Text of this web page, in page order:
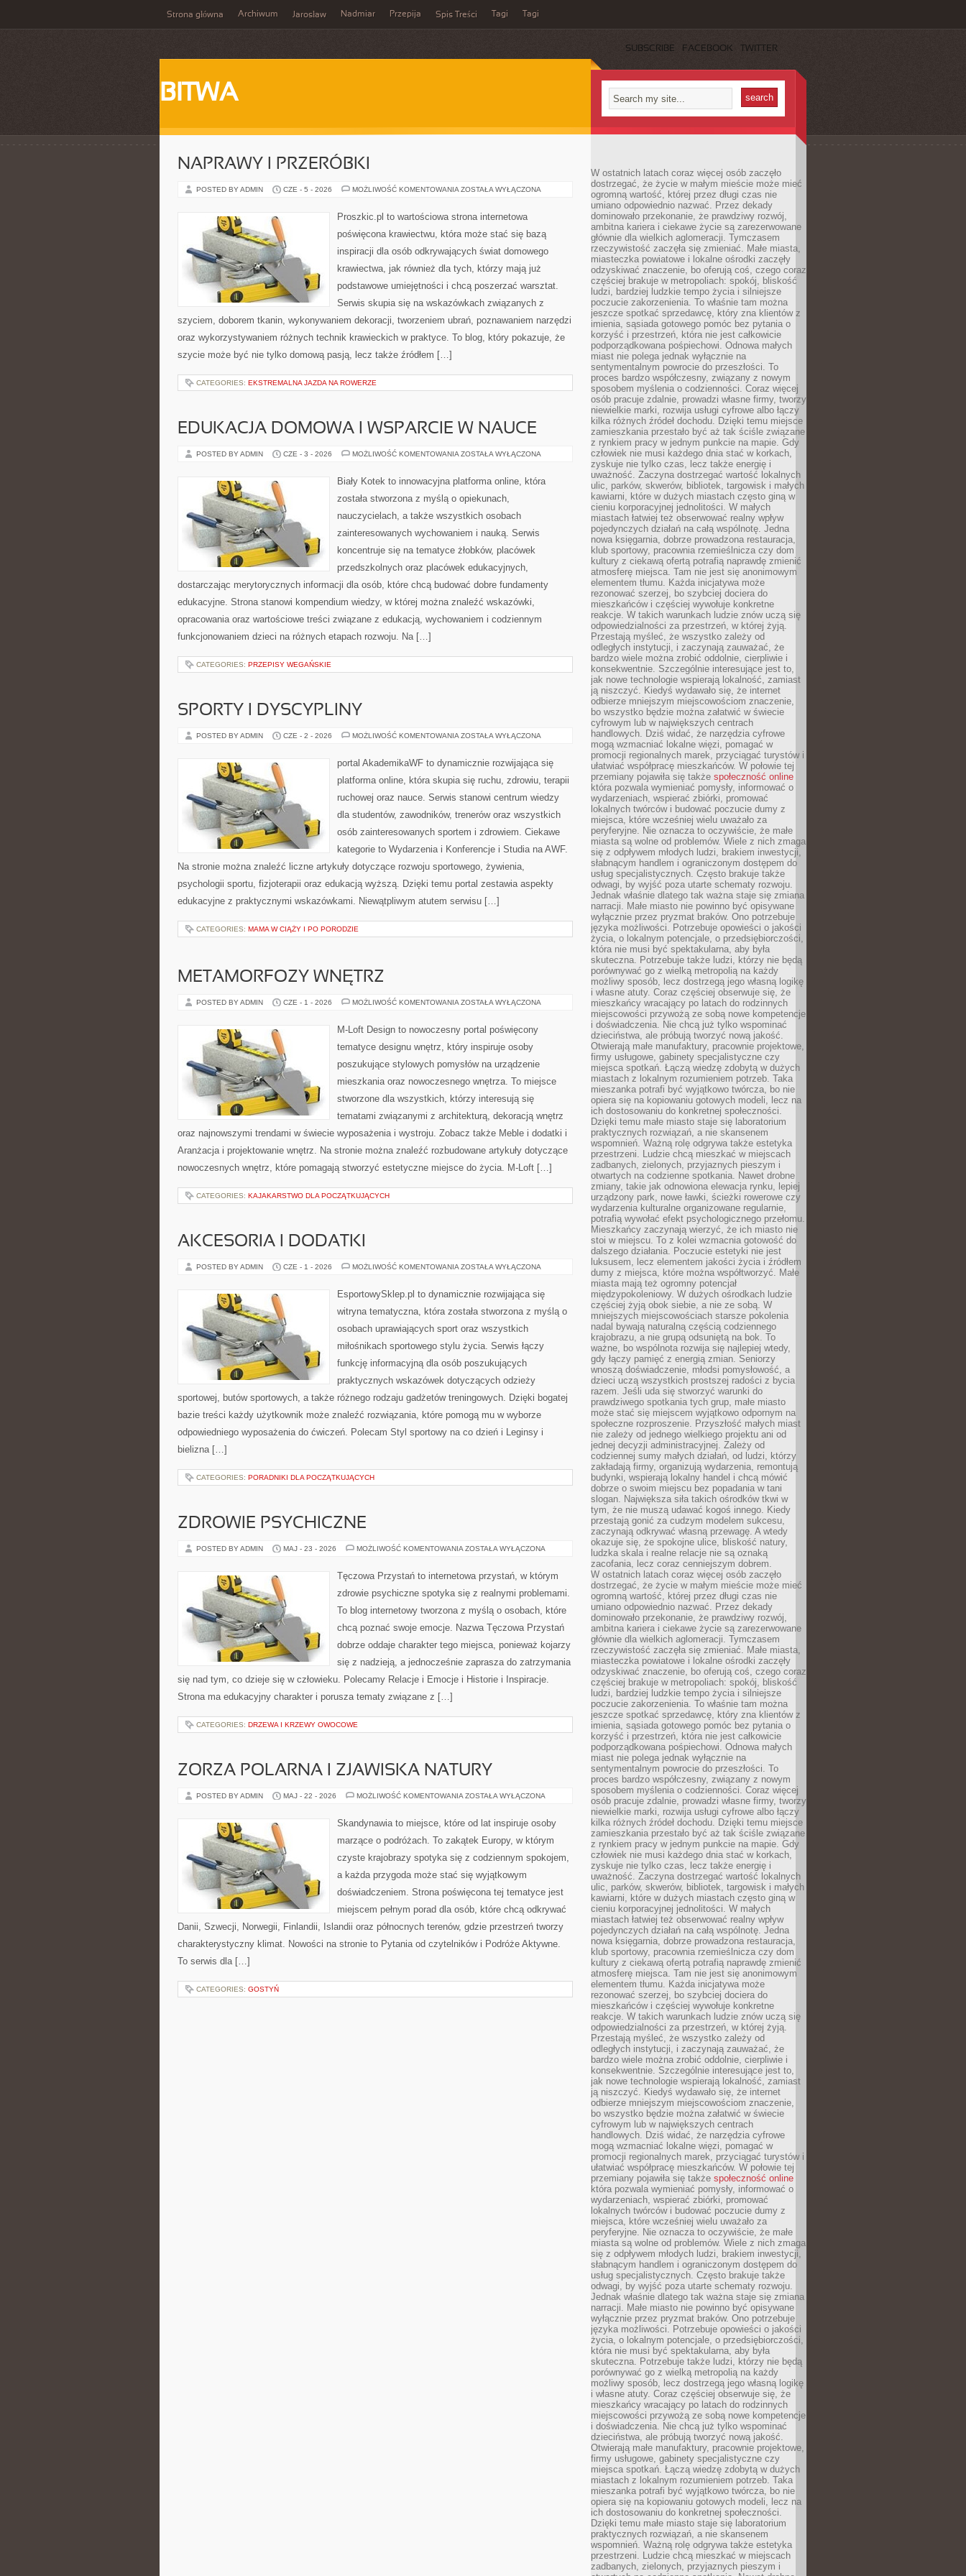
Strona główna Archiwum Jarosław Nadmiar Przepija Spis Treści Tagi Tagi
SUBSCRIBE FACEBOOK TWITTER
BITWA
NAPRAWY I PRZERÓBKI
POSTED BY ADMIN CZE - 5 - 2026 MOŻLIWOŚĆ KOMENTOWANIA NAPRAWY
ZOSTAŁA WYŁĄCZONA
Proszkic.pl to wartościowa strona internetowa
poświęcona krawiectwu, która może stać się bazą
inspiracji dla osób odkrywających świat domowego
krawiectwa, jak również dla tych, którzy mają już
podstawowe umiejętności i chcą poszerzać warsztat.
Serwis skupia się na wskazówkach związanych z
szyciem, doborem tkanin, wykonywaniem dekoracji, tworzeniem ubrań, poznawaniem narzędzi
oraz wykorzystywaniem różnych technik krawieckich w praktyce. To blog, który pokazuje, że
szycie może być nie tylko domową pasją, lecz także źródłem […]
CATEGORIES: EKSTREMALNA JAZDA NA ROWERZE
EDUKACJA DOMOWA I WSPARCIE W NAUCE
POSTED BY ADMIN CZE - 3 - 2026 MOŻLIWOŚĆ KOMENTOWANIA EDUKACJA
WSPARCIE
W
ZOSTAŁA WYŁĄCZONA
Biały Kotek to innowacyjna platforma online, która
została stworzona z myślą o opiekunach,
nauczycielach, a także wszystkich osobach
zainteresowanych wychowaniem i nauką. Serwis
koncentruje się na tematyce żłobków, placówek
przedszkolnych oraz placówek edukacyjnych,
dostarczając merytorycznych informacji dla osób, które chcą budować dobre fundamenty
edukacyjne. Strona stanowi kompendium wiedzy, w której można znaleźć wskazówki,
opracowania oraz wartościowe treści związane z edukacją, wychowaniem i codziennym
funkcjonowaniem dzieci na różnych etapach rozwoju. Na […]
CATEGORIES: PRZEPISY WEGAŃSKIE
SPORTY I DYSCYPLINY
POSTED BY ADMIN CZE - 2 - 2026 MOŻLIWOŚĆ KOMENTOWANIA SPORTY
ZOSTAŁA WYŁĄCZONA
portal AkademikaWF to dynamicznie rozwijająca się
platforma online, która skupia się ruchu, zdrowiu, terapii
ruchowej oraz nauce. Serwis stanowi centrum wiedzy
dla studentów, zawodników, trenerów oraz wszystkich
osób zainteresowanych sportem i zdrowiem. Ciekawe
kategorie to Wydarzenia i Konferencje i Studia na AWF.
Na stronie można znaleźć liczne artykuły dotyczące rozwoju sportowego, żywienia,
psychologii sportu, fizjoterapii oraz edukacją wyższą. Dzięki temu portal zestawia aspekty
edukacyjne z praktycznymi wskazówkami. Niewątpliwym atutem serwisu […]
CATEGORIES: MAMA W CIĄŻY I PO PORODZIE
METAMORFOZY WNĘTRZ
POSTED BY ADMIN CZE - 1 - 2026 MOŻLIWOŚĆ KOMENTOWANIA METAMORFOZY
ZOSTAŁA WYŁĄCZONA
M-Loft Design to nowoczesny portal poświęcony
tematyce designu wnętrz, który inspiruje osoby
poszukujące stylowych pomysłów na urządzenie
mieszkania oraz nowoczesnego wnętrza. To miejsce
stworzone dla wszystkich, którzy interesują się
tematami związanymi z architekturą, dekoracją wnętrz
oraz najnowszymi trendami w świecie wyposażenia i wystroju. Zobacz także Meble i dodatki i
Aranżacja i projektowanie wnętrz. Na stronie można znaleźć rozbudowane artykuły dotyczące
nowoczesnych wnętrz, które pomagają stworzyć estetyczne miejsce do życia. M-Loft […]
CATEGORIES: KAJAKARSTWO DLA POCZĄTKUJĄCYCH
AKCESORIA I DODATKI
POSTED BY ADMIN CZE - 1 - 2026 MOŻLIWOŚĆ KOMENTOWANIA AKCESORIA
ZOSTAŁA WYŁĄCZONA
EsportowySklep.pl to dynamicznie rozwijająca się
witryna tematyczna, która została stworzona z myślą o
osobach uprawiających sport oraz wszystkich
miłośnikach sportowego stylu życia. Serwis łączy
funkcję informacyjną dla osób poszukujących
praktycznych wskazówek dotyczących odzieży
sportowej, butów sportowych, a także różnego rodzaju gadżetów treningowych. Dzięki bogatej
bazie treści każdy użytkownik może znaleźć rozwiązania, które pomogą mu w wyborze
odpowiedniego wyposażenia do ćwiczeń. Polecam Styl sportowy na co dzień i Leginsy i
bielizna […]
CATEGORIES: PORADNIKI DLA POCZĄTKUJĄCYCH
ZDROWIE PSYCHICZNE
POSTED BY ADMIN MAJ - 23 - 2026 MOŻLIWOŚĆ KOMENTOWANIA ZDROWIE
ZOSTAŁA WYŁĄCZONA
Tęczowa Przystań to internetowa przystań, w którym
zdrowie psychiczne spotyka się z realnymi problemami.
To blog internetowy tworzona z myślą o osobach, które
chcą poznać swoje emocje. Nazwa Tęczowa Przystań
dobrze oddaje charakter tego miejsca, ponieważ kojarzy
się z nadzieją, a jednocześnie zaprasza do zatrzymania
się nad tym, co dzieje się w człowieku. Polecamy Relacje i Emocje i Historie i Inspiracje.
Strona ma edukacyjny charakter i porusza tematy związane z […]
CATEGORIES: DRZEWA I KRZEWY OWOCOWE
ZORZA POLARNA I ZJAWISKA NATURY
POSTED BY ADMIN MAJ - 22 - 2026 MOŻLIWOŚĆ KOMENTOWANIA ZORZA
ZJAWISKA
NATURY
ZOSTAŁA WYŁĄCZONA
Skandynawia to miejsce, które od lat inspiruje osoby
marzące o podróżach. To zakątek Europy, w którym
czyste krajobrazy spotyka się z codziennym spokojem,
a każda przygoda może stać się wyjątkowym
doświadczeniem. Strona poświęcona tej tematyce jest
miejscem pełnym porad dla osób, które chcą odkrywać
Danii, Szwecji, Norwegii, Finlandii, Islandii oraz północnych terenów, gdzie przestrzeń tworzy
charakterystyczny klimat. Nowości na stronie to Pytania od czytelników i Podróże Aktywne.
To serwis dla […]
CATEGORIES: GOSTYŃ
W ostatnich latach coraz więcej osób zaczęło
dostrzegać, że życie w małym mieście może mieć
ogromną wartość, której przez długi czas nie
umiano odpowiednio nazwać. Przez dekady
dominowało przekonanie, że prawdziwy rozwój,
ambitna kariera i ciekawe życie są zarezerwowane
głównie dla wielkich aglomeracji. Tymczasem
rzeczywistość zaczęła się zmieniać. Małe miasta,
miasteczka powiatowe i lokalne ośrodki zaczęły
odzyskiwać znaczenie, bo oferują coś, czego coraz
częściej brakuje w metropoliach: spokój, bliskość
ludzi, bardziej ludzkie tempo życia i silniejsze
poczucie zakorzenienia. To właśnie tam można
jeszcze spotkać sprzedawcę, który zna klientów z
imienia, sąsiada gotowego pomóc bez pytania o
korzyść i przestrzeń, która nie jest całkowicie
podporządkowana pośpiechowi. Odnowa małych
miast nie polega jednak wyłącznie na
sentymentalnym powrocie do przeszłości. To
proces bardzo współczesny, związany z nowym
sposobem myślenia o codzienności. Coraz więcej
osób pracuje zdalnie, prowadzi własne firmy, tworzy
niewielkie marki, rozwija usługi cyfrowe albo łączy
kilka różnych źródeł dochodu. Dzięki temu miejsce
zamieszkania przestało być aż tak ściśle związane
z rynkiem pracy w jednym punkcie na mapie. Gdy
człowiek nie musi każdego dnia stać w korkach,
zyskuje nie tylko czas, lecz także energię i
uważność. Zaczyna dostrzegać wartość lokalnych
ulic, parków, skwerów, bibliotek, targowisk i małych
kawiarni, które w dużych miastach często giną w
cieniu korporacyjnej jednolitości. W małych
miastach łatwiej też obserwować realny wpływ
pojedynczych działań na całą wspólnotę. Jedna
nowa księgarnia, dobrze prowadzona restauracja,
klub sportowy, pracownia rzemieślnicza czy dom
kultury z ciekawą ofertą potrafią naprawdę zmienić
atmosferę miejsca. Tam nie jest się anonimowym
elementem tłumu. Każda inicjatywa może
rezonować szerzej, bo szybciej dociera do
mieszkańców i częściej wywołuje konkretne
reakcje. W takich warunkach ludzie znów uczą się
odpowiedzialności za przestrzeń, w której żyją.
Przestają myśleć, że wszystko zależy od
odległych instytucji, i zaczynają zauważać, że
bardzo wiele można zrobić oddolnie, cierpliwie i
konsekwentnie. Szczególnie interesujące jest to,
jak nowe technologie wspierają lokalność, zamiast
ją niszczyć. Kiedyś wydawało się, że internet
odbierze mniejszym miejscowościom znaczenie,
bo wszystko będzie można załatwić w świecie
cyfrowym lub w największych centrach
handlowych. Dziś widać, że narzędzia cyfrowe
mogą wzmacniać lokalne więzi, pomagać w
promocji regionalnych marek, przyciągać turystów i
ułatwiać współpracę mieszkańców. W połowie tej
przemiany pojawiła się także społeczność online
która pozwala wymieniać pomysły, informować o
wydarzeniach, wspierać zbiórki, promować
lokalnych twórców i budować poczucie dumy z
miejsca, które wcześniej wielu uważało za
peryferyjne. Nie oznacza to oczywiście, że małe
miasta są wolne od problemów. Wiele z nich zmaga
się z odpływem młodych ludzi, brakiem inwestycji,
słabnącym handlem i ograniczonym dostępem do
usług specjalistycznych. Często brakuje także
odwagi, by wyjść poza utarte schematy rozwoju.
Jednak właśnie dlatego tak ważna staje się zmiana
narracji. Małe miasto nie powinno być opisywane
wyłącznie przez pryzmat braków. Ono potrzebuje
języka możliwości. Potrzebuje opowieści o jakości
życia, o lokalnym potencjale, o przedsiębiorczości,
która nie musi być spektakularna, aby była
skuteczna. Potrzebuje także ludzi, którzy nie będą
porównywać go z wielką metropolią na każdy
możliwy sposób, lecz dostrzegą jego własną logikę
i własne atuty. Coraz częściej obserwuje się, że
mieszkańcy wracający po latach do rodzinnych
miejscowości przywożą ze sobą nowe kompetencje
i doświadczenia. Nie chcą już tylko wspominać
dzieciństwa, ale próbują tworzyć nową jakość.
Otwierają małe manufaktury, pracownie projektowe,
firmy usługowe, gabinety specjalistyczne czy
miejsca spotkań. Łączą wiedzę zdobytą w dużych
miastach z lokalnym rozumieniem potrzeb. Taka
mieszanka potrafi być wyjątkowo twórcza, bo nie
opiera się na kopiowaniu gotowych modeli, lecz na
ich dostosowaniu do konkretnej społeczności.
Dzięki temu małe miasto staje się laboratorium
praktycznych rozwiązań, a nie skansenem
wspomnień. Ważną rolę odgrywa także estetyka
przestrzeni. Ludzie chcą mieszkać w miejscach
zadbanych, zielonych, przyjaznych pieszym i
otwartych na codzienne spotkania. Nawet drobne
zmiany, takie jak odnowiona elewacja rynku, lepiej
urządzony park, nowe ławki, ścieżki rowerowe czy
wydarzenia kulturalne organizowane regularnie,
potrafią wywołać efekt psychologicznego przełomu.
Mieszkańcy zaczynają wierzyć, że ich miasto nie
stoi w miejscu. To z kolei wzmacnia gotowość do
dalszego działania. Poczucie estetyki nie jest
luksusem, lecz elementem jakości życia i źródłem
dumy z miejsca, które można współtworzyć. Małe
miasta mają też ogromny potencjał
międzypokoleniowy. W dużych ośrodkach ludzie
częściej żyją obok siebie, a nie ze sobą. W
mniejszych miejscowościach starsze pokolenia
nadal bywają naturalną częścią codziennego
krajobrazu, a nie grupą odsuniętą na bok. To
ważne, bo wspólnota rozwija się najlepiej wtedy,
gdy łączy pamięć z energią zmian. Seniorzy
wnoszą doświadczenie, młodsi pomysłowość, a
dzieci uczą wszystkich prostszej radości z bycia
razem. Jeśli uda się stworzyć warunki do
prawdziwego spotkania tych grup, małe miasto
może stać się miejscem wyjątkowo odpornym na
społeczne rozproszenie. Przyszłość małych miast
nie zależy od jednego wielkiego projektu ani od
jednej decyzji administracyjnej. Zależy od
codziennej sumy małych działań, od ludzi, którzy
zakładają firmy, organizują wydarzenia, remontują
budynki, wspierają lokalny handel i chcą mówić
dobrze o swoim miejscu bez popadania w tani
slogan. Największa siła takich ośrodków tkwi w
tym, że nie muszą udawać kogoś innego. Kiedy
przestają gonić za cudzym modelem sukcesu,
zaczynają odkrywać własną przewagę. A wtedy
okazuje się, że spokojne ulice, bliskość natury,
ludzka skala i realne relacje nie są oznaką
zacofania, lecz coraz cenniejszym dobrem.
W ostatnich latach coraz więcej osób zaczęło
dostrzegać, że życie w małym mieście może mieć
ogromną wartość, której przez długi czas nie
umiano odpowiednio nazwać. Przez dekady
dominowało przekonanie, że prawdziwy rozwój,
ambitna kariera i ciekawe życie są zarezerwowane
głównie dla wielkich aglomeracji. Tymczasem
rzeczywistość zaczęła się zmieniać. Małe miasta,
miasteczka powiatowe i lokalne ośrodki zaczęły
odzyskiwać znaczenie, bo oferują coś, czego coraz
częściej brakuje w metropoliach: spokój, bliskość
ludzi, bardziej ludzkie tempo życia i silniejsze
poczucie zakorzenienia. To właśnie tam można
jeszcze spotkać sprzedawcę, który zna klientów z
imienia, sąsiada gotowego pomóc bez pytania o
korzyść i przestrzeń, która nie jest całkowicie
podporządkowana pośpiechowi. Odnowa małych
miast nie polega jednak wyłącznie na
sentymentalnym powrocie do przeszłości. To
proces bardzo współczesny, związany z nowym
sposobem myślenia o codzienności. Coraz więcej
osób pracuje zdalnie, prowadzi własne firmy, tworzy
niewielkie marki, rozwija usługi cyfrowe albo łączy
kilka różnych źródeł dochodu. Dzięki temu miejsce
zamieszkania przestało być aż tak ściśle związane
z rynkiem pracy w jednym punkcie na mapie. Gdy
człowiek nie musi każdego dnia stać w korkach,
zyskuje nie tylko czas, lecz także energię i
uważność. Zaczyna dostrzegać wartość lokalnych
ulic, parków, skwerów, bibliotek, targowisk i małych
kawiarni, które w dużych miastach często giną w
cieniu korporacyjnej jednolitości. W małych
miastach łatwiej też obserwować realny wpływ
pojedynczych działań na całą wspólnotę. Jedna
nowa księgarnia, dobrze prowadzona restauracja,
klub sportowy, pracownia rzemieślnicza czy dom
kultury z ciekawą ofertą potrafią naprawdę zmienić
atmosferę miejsca. Tam nie jest się anonimowym
elementem tłumu. Każda inicjatywa może
rezonować szerzej, bo szybciej dociera do
mieszkańców i częściej wywołuje konkretne
reakcje. W takich warunkach ludzie znów uczą się
odpowiedzialności za przestrzeń, w której żyją.
Przestają myśleć, że wszystko zależy od
odległych instytucji, i zaczynają zauważać, że
bardzo wiele można zrobić oddolnie, cierpliwie i
konsekwentnie. Szczególnie interesujące jest to,
jak nowe technologie wspierają lokalność, zamiast
ją niszczyć. Kiedyś wydawało się, że internet
odbierze mniejszym miejscowościom znaczenie,
bo wszystko będzie można załatwić w świecie
cyfrowym lub w największych centrach
handlowych. Dziś widać, że narzędzia cyfrowe
mogą wzmacniać lokalne więzi, pomagać w
promocji regionalnych marek, przyciągać turystów i
ułatwiać współpracę mieszkańców. W połowie tej
przemiany pojawiła się także społeczność online
która pozwala wymieniać pomysły, informować o
wydarzeniach, wspierać zbiórki, promować
lokalnych twórców i budować poczucie dumy z
miejsca, które wcześniej wielu uważało za
peryferyjne. Nie oznacza to oczywiście, że małe
miasta są wolne od problemów. Wiele z nich zmaga
się z odpływem młodych ludzi, brakiem inwestycji,
słabnącym handlem i ograniczonym dostępem do
usług specjalistycznych. Często brakuje także
odwagi, by wyjść poza utarte schematy rozwoju.
Jednak właśnie dlatego tak ważna staje się zmiana
narracji. Małe miasto nie powinno być opisywane
wyłącznie przez pryzmat braków. Ono potrzebuje
języka możliwości. Potrzebuje opowieści o jakości
życia, o lokalnym potencjale, o przedsiębiorczości,
która nie musi być spektakularna, aby była
skuteczna. Potrzebuje także ludzi, którzy nie będą
porównywać go z wielką metropolią na każdy
możliwy sposób, lecz dostrzegą jego własną logikę
i własne atuty. Coraz częściej obserwuje się, że
mieszkańcy wracający po latach do rodzinnych
miejscowości przywożą ze sobą nowe kompetencje
i doświadczenia. Nie chcą już tylko wspominać
dzieciństwa, ale próbują tworzyć nową jakość.
Otwierają małe manufaktury, pracownie projektowe,
firmy usługowe, gabinety specjalistyczne czy
miejsca spotkań. Łączą wiedzę zdobytą w dużych
miastach z lokalnym rozumieniem potrzeb. Taka
mieszanka potrafi być wyjątkowo twórcza, bo nie
opiera się na kopiowaniu gotowych modeli, lecz na
ich dostosowaniu do konkretnej społeczności.
Dzięki temu małe miasto staje się laboratorium
praktycznych rozwiązań, a nie skansenem
wspomnień. Ważną rolę odgrywa także estetyka
przestrzeni. Ludzie chcą mieszkać w miejscach
zadbanych, zielonych, przyjaznych pieszym i